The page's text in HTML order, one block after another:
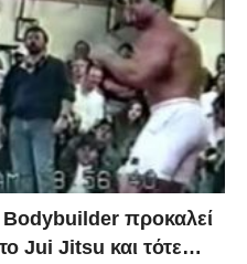
Bodybuilder προκαλεί
Jui Jitsu και τότε…